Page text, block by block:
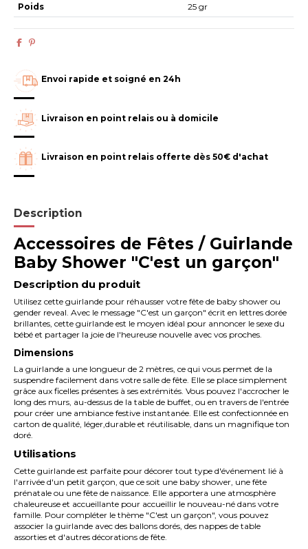
Poids
25 gr
Envoi rapide et soigné en 24h
Livraison en point relais ou à domicile
Livraison en point relais offerte dès 50€ d'achat
Description
Accessoires de Fêtes / Guirlande
Baby Shower "C'est un garçon"
Description du produit
Utilisez cette guirlande pour réhausser votre fête de baby shower ou
gender reveal. Avec le message "C'est un garçon" écrit en lettres dorée
brillantes, cette guirlande est le moyen idéal pour annoncer le sexe du
bébé et partager la joie de l'heureuse nouvelle avec vos proches.
Dimensions
La guirlande a une longueur de 2 mètres, ce qui vous permet de la
suspendre facilement dans votre salle de fête. Elle se place simplement
grâce aux ficelles présentes à ses extrémités. Vous pouvez l'accrocher le
long des murs, au-dessus de la table de buffet, ou en travers de l'entrée
pour créer une ambiance festive instantanée. Elle est confectionnée en
carton de qualité, léger,durable et réutilisable, dans un magnifique ton
doré.
Utilisations
Cette guirlande est parfaite pour décorer tout type d'événement lié à
l'arrivée d'un petit garçon, que ce soit une baby shower, une fête
prénatale ou une fête de naissance. Elle apportera une atmosphère
chaleureuse et accueillante pour accueillir le nouveau-né dans votre
famille. Pour compléter le thème "C'est un garçon", vous pouvez
associer la guirlande avec des ballons dorés, des nappes de table
assorties et d'autres décorations de fête.